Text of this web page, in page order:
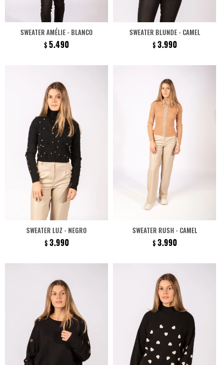
SWEATER AMÉLIE - BLANCO
$ 5.490
SWEATER BLUNDE - CAMEL
$ 3.990
SWEATER LUZ - NEGRO
$ 3.990
SWEATER RUSH - CAMEL
$ 3.990